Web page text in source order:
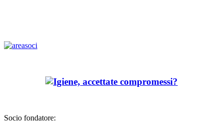
Socio fondatore: